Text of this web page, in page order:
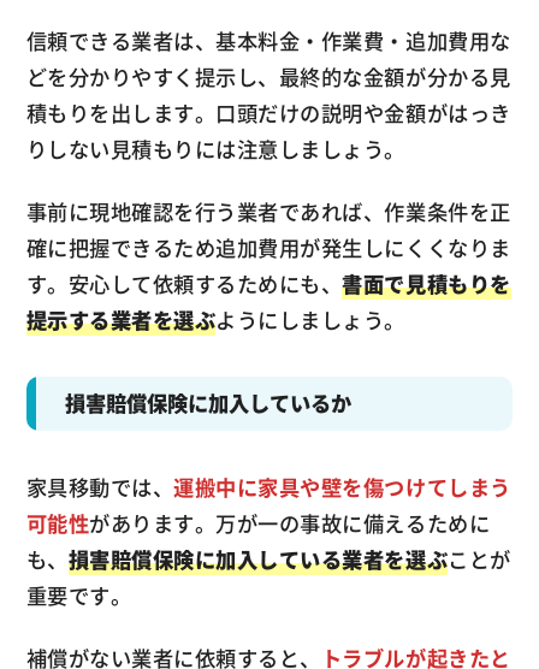
信頼できる業者は、基本料金・作業費・追加費用な
どを分かりやすく提示し、最終的な金額が分かる見
積もりを出します。口頭だけの説明や金額がはっき
りしない見積もりには注意しましょう。
事前に現地確認を行う業者であれば、作業条件を正
確に把握できるため追加費用が発生しにくくなりま
す。安心して依頼するためにも、書面で見積もりを
提示する業者を選ぶようにしましょう。
損害賠償保険に加入しているか
家具移動では、運搬中に家具や壁を傷つけてしまう
可能性があります。万が一の事故に備えるために
も、 損害賠償保険に加入している業者を選ぶことが
重要です。
補償がない業者に依頼すると、
トラブルが起きたと